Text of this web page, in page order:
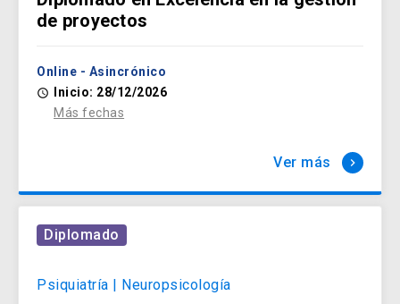
de proyectos
Online - Asincrónico
access_time
Inicio: 28/12/2026
Más fechas
Ver más keyboard_arrow_right
Diplomado
Psiquiatría | Neuropsicología